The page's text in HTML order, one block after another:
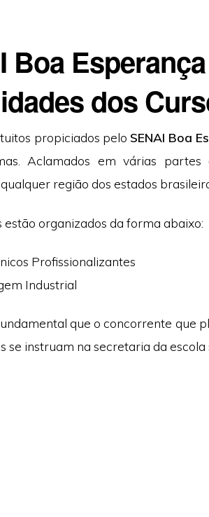
Boa
dos
propiciados pelo SENAI Boa
Aclamados em várias
região dos estados
estão organizados da forma abaixo:
Profissionalizantes
Industrial
que o concorrente que
se instruam na secretaria da